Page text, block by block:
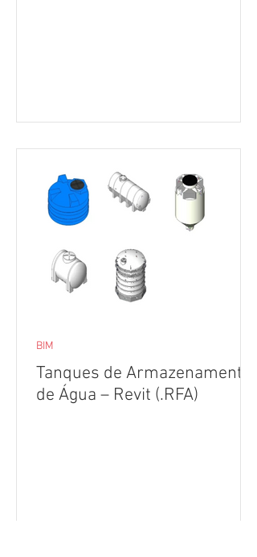
Tanques de Armazenamento
de Água – Revit (.RFA)
BIM